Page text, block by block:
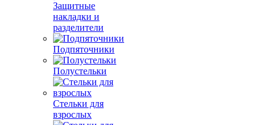
Защитные
накладки и
разделители
Подпяточники
Полустельки
Стельки для
взрослых